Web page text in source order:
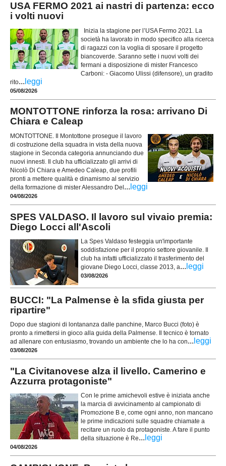
USA FERMO 2021 ai nastri di partenza: ecco
i volti nuovi
Inizia la stagione per l’USA Fermo 2021. La
società ha lavorato in modo specifico alla ricerca
di ragazzi con la voglia di sposare il progetto
biancoverde. Saranno sette i nuovi volti dei
fermani a disposizione di mister Francesco
Carboni: - Giacomo Ulissi (difensore), un gradito
rito... leggi
05/08/2026
MONTOTTONE rinforza la rosa: arrivano Di
Chiara e Caleap
MONTOTTONE. Il Montottone prosegue il lavoro
di costruzione della squadra in vista della nuova
stagione in Seconda categoria annunciando due
nuovi innesti. Il club ha ufficializzato gli arrivi di
Nicolò Di Chiara e Amedeo Caleap, due profili
pronti a mettere qualità e dinamismo al servizio
della formazione di mister Alessandro Del... leggi
04/08/2026
SPES VALDASO. Il lavoro sul vivaio premia:
Diego Locci all'Ascoli
La Spes Valdaso festeggia un'importante
soddisfazione per il proprio settore giovanile. Il
club ha infatti ufficializzato il trasferimento del
giovane Diego Locci, classe 2013, a... leggi
03/08/2026
BUCCI: "La Palmense è la sfida giusta per
ripartire"
Dopo due stagioni di lontananza dalle panchine, Marco Bucci (foto) è
pronto a rimettersi in gioco alla guida della Palmense. Il tecnico è tornato
ad allenare con entusiasmo, trovando un ambiente che lo ha con... leggi
03/08/2026
"La Civitanovese alza il livello. Camerino e
Azzurra protagoniste"
Con le prime amichevoli estive è iniziata anche
la marcia di avvicinamento al campionato di
Promozione B e, come ogni anno, non mancano
le prime indicazioni sulle squadre chiamate a
recitare un ruolo da protagoniste. A fare il punto
della situazione è Re... leggi
04/08/2026